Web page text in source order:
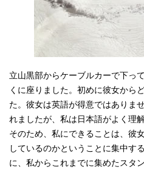
立山黒部からケーブルカーで下っ
くに座りました。初めに彼女から
た。彼女は英語が得意ではありま
れましたが、私は日本語がよく理
そのため、私にできることは、彼
しているのかということに集中す
に、私からこれまでに集めたスタ